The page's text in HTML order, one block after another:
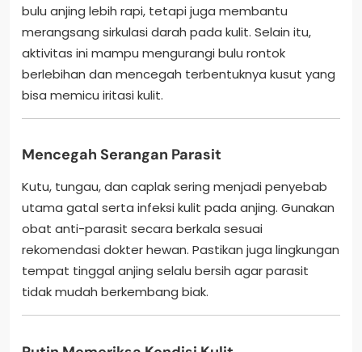
bulu anjing lebih rapi, tetapi juga membantu
merangsang sirkulasi darah pada kulit. Selain itu,
aktivitas ini mampu mengurangi bulu rontok
berlebihan dan mencegah terbentuknya kusut yang
bisa memicu iritasi kulit.
Mencegah Serangan Parasit
Kutu, tungau, dan caplak sering menjadi penyebab
utama gatal serta infeksi kulit pada anjing. Gunakan
obat anti-parasit secara berkala sesuai
rekomendasi dokter hewan. Pastikan juga lingkungan
tempat tinggal anjing selalu bersih agar parasit
tidak mudah berkembang biak.